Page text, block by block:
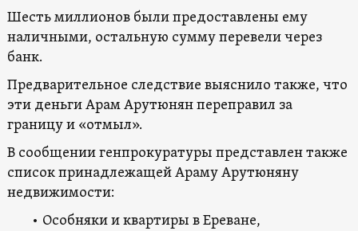
Шесть миллионов были предоставлены ему
наличными, остальную сумму перевели через
банк.
Предварительное следствие выяснило также, что
эти деньги Арам Арутюнян переправил за
границу и «отмыл».
В сообщении генпрокуратуры представлен также
список принадлежащей Араму Арутюняну
недвижимости:
• Особняки и квартиры в Ереване,